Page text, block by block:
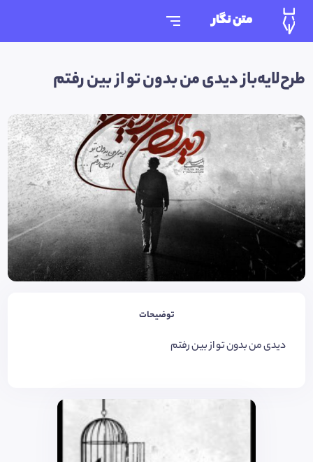
متن نگار
طرح‌لایه‌باز دیدی من بدون تو از بین رفتم
توضیحات
دیدی من بدون تو از بین رفتم